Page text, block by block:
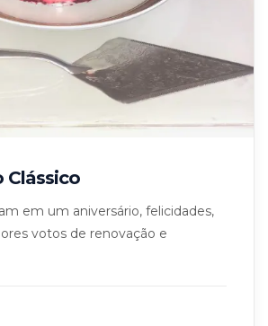
Clássico
em um aniversário, felicidades,
votos de renovação e